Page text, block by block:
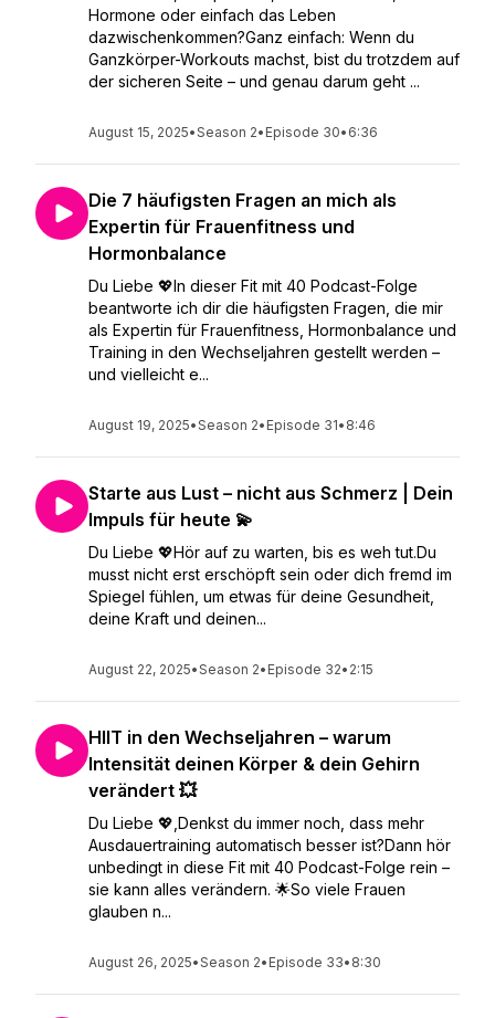
Hormone oder einfach das Leben
dazwischenkommen?Ganz einfach: Wenn du
Ganzkörper-Workouts machst, bist du trotzdem auf
der sicheren Seite – und genau darum geht ...
August 15, 2025•Season 2• Episode 30• 6:36
Die 7 häufigsten Fragen an mich als
Expertin für Frauenfitness und
Hormonbalance
Du Liebe 💖In dieser Fit mit 40 Podcast-Folge
beantworte ich dir die häufigsten Fragen, die mir
als Expertin für Frauenfitness, Hormonbalance und
Training in den Wechseljahren gestellt werden –
und vielleicht e...
August 19, 2025•Season 2• Episode 31• 8:46
Starte aus Lust – nicht aus Schmerz | Dein
Impuls für heute 💫
Du Liebe 💖Hör auf zu warten, bis es weh tut.Du
musst nicht erst erschöpft sein oder dich fremd im
Spiegel fühlen, um etwas für deine Gesundheit,
deine Kraft und deinen...
August 22, 2025•Season 2• Episode 32• 2:15
HIIT in den Wechseljahren – warum
Intensität deinen Körper & dein Gehirn
verändert 💥
Du Liebe 💖,Denkst du immer noch, dass mehr
Ausdauertraining automatisch besser ist?Dann hör
unbedingt in diese Fit mit 40 Podcast-Folge rein –
sie kann alles verändern. 🌟So viele Frauen
glauben n...
August 26, 2025•Season 2• Episode 33• 8:30